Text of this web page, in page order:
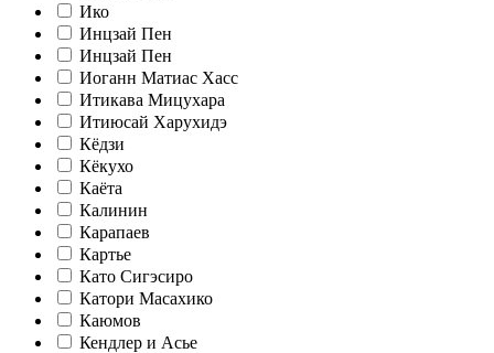
Ико
Инцзай Пен
Инцзай Пен
Иоганн Матиас Хасс
Итикава Мицухара
Итиюсай Харухидэ
Кёдзи
Кёкухо
Каёта
Калинин
Карапаев
Картье
Като Сигэсиро
Катори Масахико
Каюмов
Кендлер и Асье